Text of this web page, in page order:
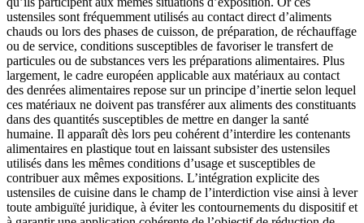
ustensiles sont fréquemment utilisés au contact direct d’aliments
chauds ou lors des phases de cuisson, de préparation, de réchauffage
ou de service, conditions susceptibles de favoriser le transfert de
particules ou de substances vers les préparations alimentaires. Plus
largement, le cadre européen applicable aux matériaux au contact
des denrées alimentaires repose sur un principe d’inertie selon lequel
ces matériaux ne doivent pas transférer aux aliments des constituants
dans des quantités susceptibles de mettre en danger la santé
humaine. Il apparaît dès lors peu cohérent d’interdire les contenants
alimentaires en plastique tout en laissant subsister des ustensiles
utilisés dans les mêmes conditions d’usage et susceptibles de
contribuer aux mêmes expositions. L’intégration explicite des
ustensiles de cuisine dans le champ de l’interdiction vise ainsi à lever
toute ambiguïté juridique, à éviter les contournements du dispositif et